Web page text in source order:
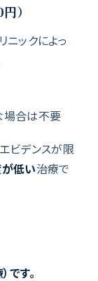
）
ニックによっ
場合は不要
ビデンスが限
低い治療で
す。